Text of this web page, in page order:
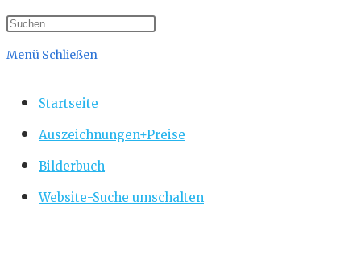
Menü Schließen
Startseite
Auszeichnungen+Preise
Bilderbuch
Website-Suche umschalten